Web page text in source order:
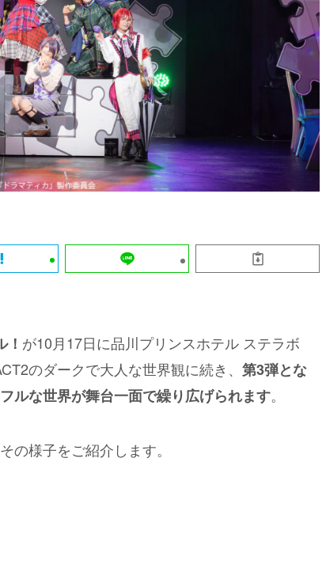
が10月17日に品川プリンスホテル ステラボ
のダークで大人な世界観に続き、 第3弾とな
ルな世界が舞台一面で繰り広げられます。
の様子をご紹介します。